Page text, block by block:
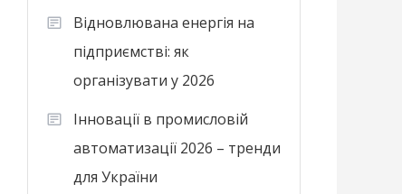
Відновлювана енергія на
підприємстві: як
організувати у 2026
Інновації в промисловій
автоматизації 2026 – тренди
для України